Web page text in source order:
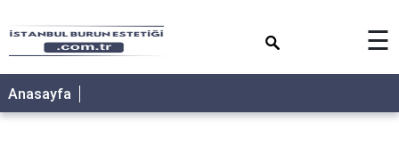
☰
Anasayfa